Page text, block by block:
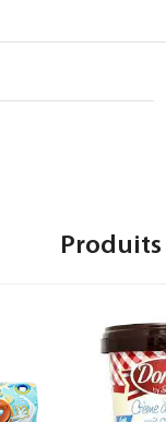
Produits